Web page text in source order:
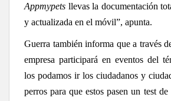
Appmypets llevas la documentación
y actualizada en el móvil”, apunta.
Guerra también informa que a través
empresa participará en eventos del
los podamos ir los ciudadanos y
perros para que estos pasen un test